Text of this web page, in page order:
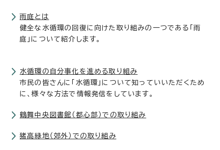
雨庭とは
健全な水循環の回復に向けた取り組みの一つである「雨
庭」について紹介します。
水循環の自分事化を進める取り組み
市民の皆さんに「水循環」について知っていいただくため
に、様々な方法で情報発信をしています。
鶴舞中央図書館（都心部）での取り組み
猪高緑地（郊外）での取り組み